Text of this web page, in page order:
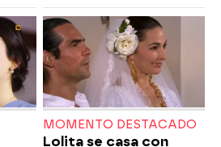
MOMENTO DESTACADO
Lolita se casa con